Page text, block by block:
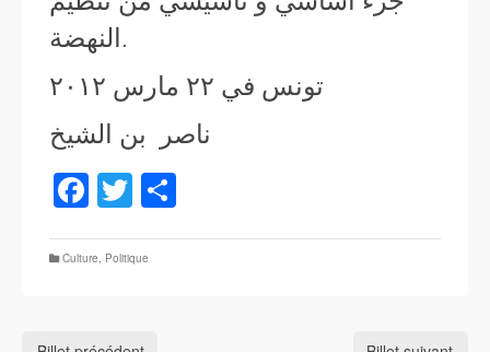
النهضة.
تونس في ٢٢ مارس ٢٠١٢
ناصر بن الشيخ
Facebook
Twitter
Culture, Politique